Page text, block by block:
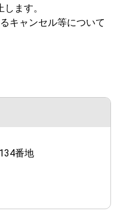
ます。
キャンセル等について
番地